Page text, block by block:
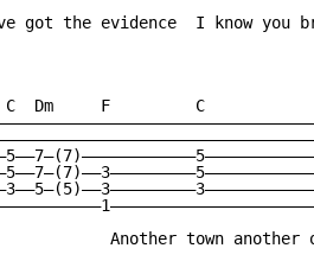
got the evidence  I know you
C  Dm     F         C
Another town another